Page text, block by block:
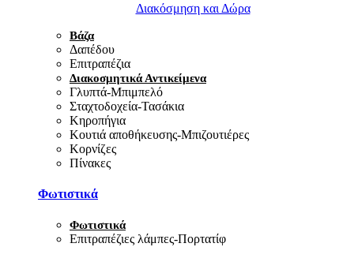
Διακόσμηση και Δώρα
Βάζα
Δαπέδου
Επιτραπέζια
Διακοσμητικά Αντικείμενα
Γλυπτά-Μπιμπελό
Σταχτοδοχεία-Τασάκια
Κηροπήγια
Κουτιά αποθήκευσης-Μπιζουτιέρες
Κορνίζες
Πίνακες
Φωτιστικά
Φωτιστικά
Επιτραπέζιες λάμπες-Πορτατίφ